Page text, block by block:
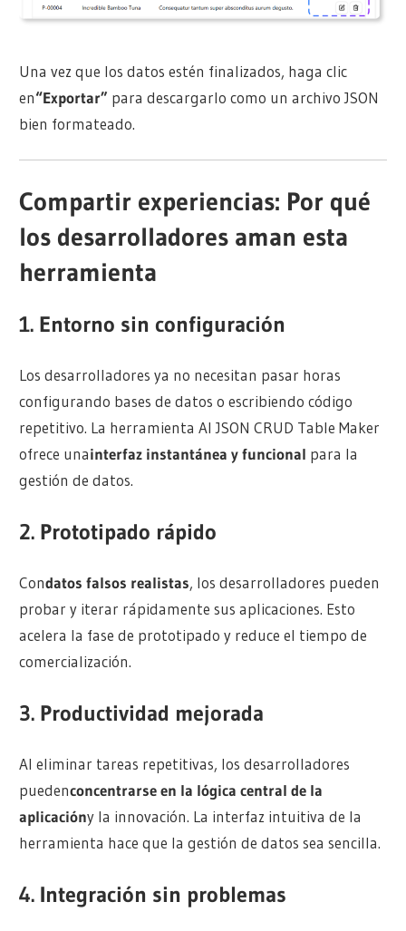
Una vez que los datos estén finalizados, haga clic
en“Exportar” para descargarlo como un archivo JSON
bien formateado.
Compartir experiencias: Por qué
los desarrolladores aman esta
herramienta
1. Entorno sin configuración
Los desarrolladores ya no necesitan pasar horas
configurando bases de datos o escribiendo código
repetitivo. La herramienta AI JSON CRUD Table Maker
ofrece unainterfaz instantánea y funcional para la
gestión de datos.
2. Prototipado rápido
Condatos falsos realistas, los desarrolladores pueden
probar y iterar rápidamente sus aplicaciones. Esto
acelera la fase de prototipado y reduce el tiempo de
comercialización.
3. Productividad mejorada
Al eliminar tareas repetitivas, los desarrolladores
puedenconcentrarse en la lógica central de la
aplicacióny la innovación. La interfaz intuitiva de la
herramienta hace que la gestión de datos sea sencilla.
4. Integración sin problemas